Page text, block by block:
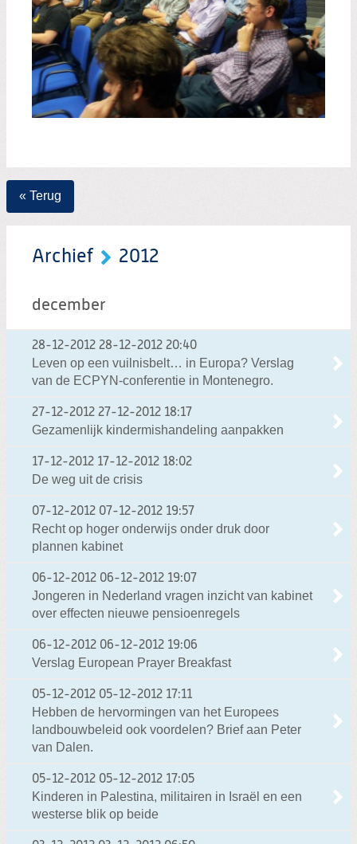
« Terug
Archief 2012
december
28-12-2012 28-12-2012 20:40
Leven op een vuilnisbelt… in Europa? Verslag
van de ECPYN-conferentie in Montenegro.
27-12-2012 27-12-2012 18:17
Gezamenlijk kindermishandeling aanpakken
17-12-2012 17-12-2012 18:02
De weg uit de crisis
07-12-2012 07-12-2012 19:57
Recht op hoger onderwijs onder druk door
plannen kabinet
06-12-2012 06-12-2012 19:07
Jongeren in Nederland vragen inzicht van kabinet
over effecten nieuwe pensioenregels
06-12-2012 06-12-2012 19:06
Verslag European Prayer Breakfast
05-12-2012 05-12-2012 17:11
Hebben de hervormingen van het Europees
landbouwbeleid ook voordelen? Brief aan Peter
van Dalen.
05-12-2012 05-12-2012 17:05
Kinderen in Palestina, militairen in Israël en een
westerse blik op beide